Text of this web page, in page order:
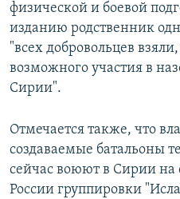
физической и боевой
изданию родственник
"всех добровольцев
возможного участия в
Сирии".
Отмечается также, что
создаваемые батальоны
сейчас воюют в Сирии на
России группировки